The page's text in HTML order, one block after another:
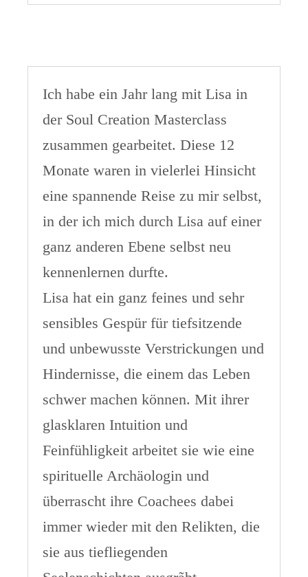
Ich habe ein Jahr lang mit Lisa in
der Soul Creation Masterclass
zusammen gearbeitet. Diese 12
Monate waren in vielerlei Hinsicht
eine spannende Reise zu mir selbst,
in der ich mich durch Lisa auf einer
ganz anderen Ebene selbst neu
kennenlernen durfte.
Lisa hat ein ganz feines und sehr
sensibles Gespür für tiefsitzende
und unbewusste Verstrickungen und
Hindernisse, die einem das Leben
schwer machen können. Mit ihrer
glasklaren Intuition und
Feinfühligkeit arbeitet sie wie eine
spirituelle Archäologin und
überrascht ihre Coachees dabei
immer wieder mit den Relikten, die
sie aus tiefliegenden